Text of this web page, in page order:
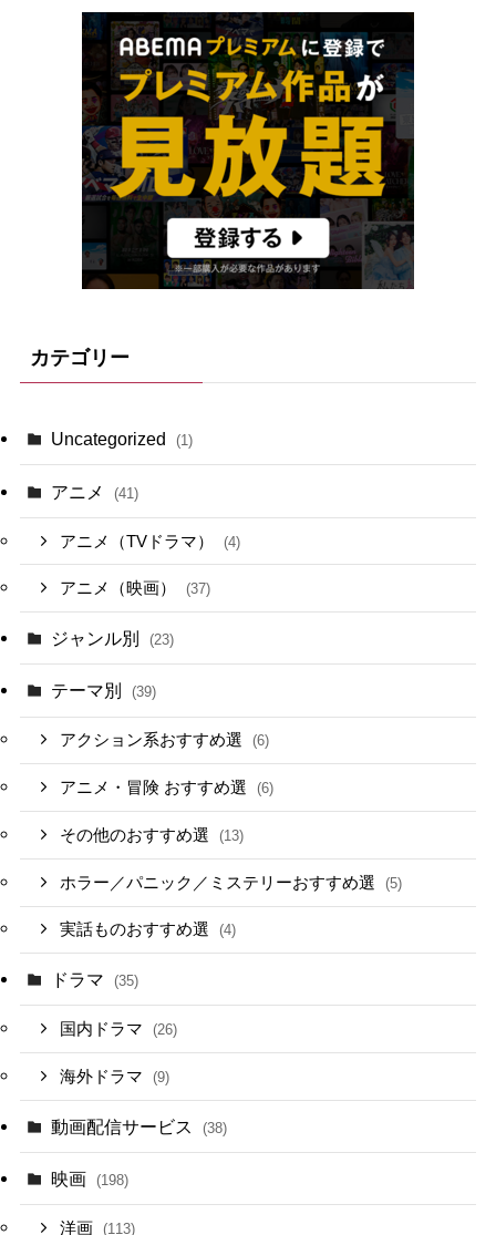
カテゴリー
Uncategorized (1)
アニメ (41)
アニメ（TVドラマ） (4)
アニメ（映画） (37)
ジャンル別 (23)
テーマ別 (39)
アクション系おすすめ選 (6)
アニメ・冒険 おすすめ選 (6)
その他のおすすめ選 (13)
ホラー／パニック／ミステリーおすすめ選 (5)
実話ものおすすめ選 (4)
ドラマ (35)
国内ドラマ (26)
海外ドラマ (9)
動画配信サービス (38)
映画 (198)
洋画 (113)